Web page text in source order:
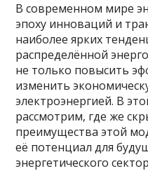
В современном мире
эпоху инноваций и
наиболее ярких
распределённой
не только повысить
изменить
электроэнергией. В
рассмотрим, где же
преимущества этой
её потенциал для
энергетического